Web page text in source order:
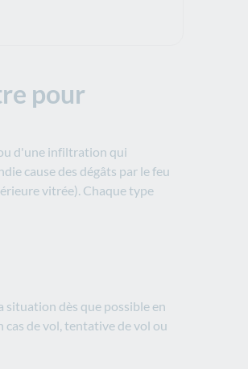
pour
d'une infiltration qui
cause des dégâts par le feu
vitrée). Chaque type
dès que possible en
cas de vol, tentative de vol ou